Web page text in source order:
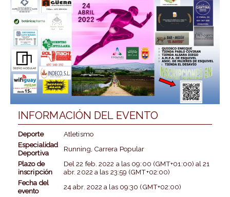
INFORMACIÓN DEL EVENTO
Deporte
Atletismo
Especialidad
Deportiva
Running, Carrera Popular
Plazo de
inscripción
Del22 feb. 2022 a las 09:00 (GMT+01:00) al21
abr. 2022 a las 23:59 (GMT+02:00)
Fecha del
evento
24 abr. 2022 a las 09:30 (GMT+02:00)